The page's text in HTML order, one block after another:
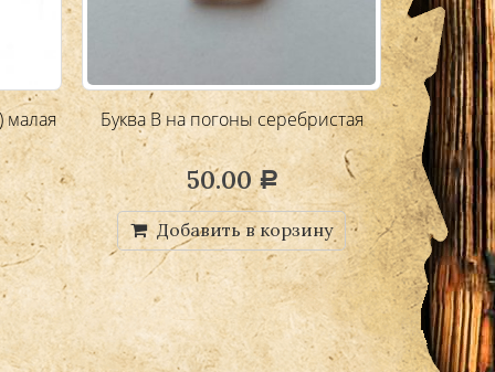
малая Буква В на погоны серебристая
50.00Р
Добавить в корзину
Эмблема